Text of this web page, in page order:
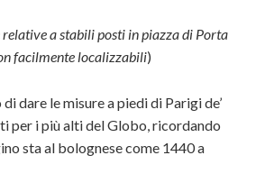
a stabili posti in piazza di Porta
facilmente localizzabili)
dare le misure a piedi di Parigi de’
per i più alti del Globo, ricordando
sta al bolognese come 1440 a